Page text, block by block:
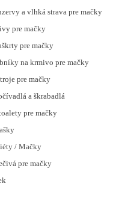
a vlhká strava pre mačky
pre mačky
pre mačky
na krmivo pre mačky
pre mačky
a škrabadlá
pre mačky
/ Mačky
pre mačky